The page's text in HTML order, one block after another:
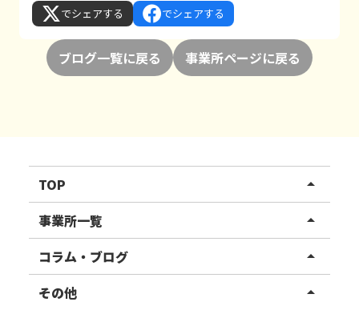
でシェアする でシェアする
ブログ一覧に戻る 事業所ページに戻る
TOP arrow_drop_up
リハスワーク
リハスファーム
事業所一覧 arrow_drop_up
関東エリア
東北エリア
コラム・ブログ arrow_drop_up
事業所ブログ
その他 arrow_drop_up